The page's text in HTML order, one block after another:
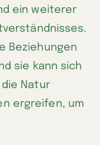
ein weiterer
Beziehungen
sie kann sich
Natur
ergreifen, um